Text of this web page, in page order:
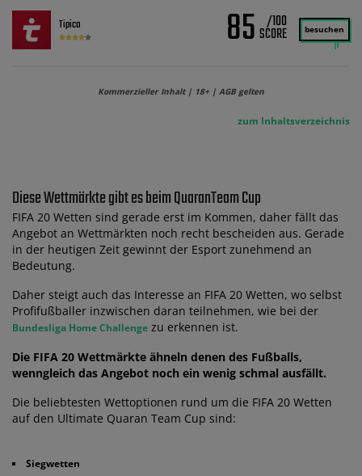
Tipico 85 /100 besuchen
Kommerzieller Inhalt | 18+ | AGB gelten
zum Inhaltsverzeichnis
Diese Wettmärkte gibt es beim QuaranTeam Cup
FIFA 20 Wetten sind gerade erst im Kommen, daher fällt das
Angebot an Wettmärkten noch recht bescheiden aus. Gerade
in der heutigen Zeit gewinnt der Esport zunehmend an
Bedeutung.
Daher steigt auch das Interesse an FIFA 20 Wetten, wo selbst
Profifußballer inzwischen daran teilnehmen, wie bei der
Bundesliga Home Challenge zu erkennen ist.
Die FIFA 20 Wettmärkte ähneln denen des Fußballs,
wenngleich das Angebot noch ein wenig schmal ausfällt.
Die beliebtesten Wettoptionen rund um die FIFA 20 Wetten
auf den Ultimate Quaran Team Cup sind:
Siegwetten